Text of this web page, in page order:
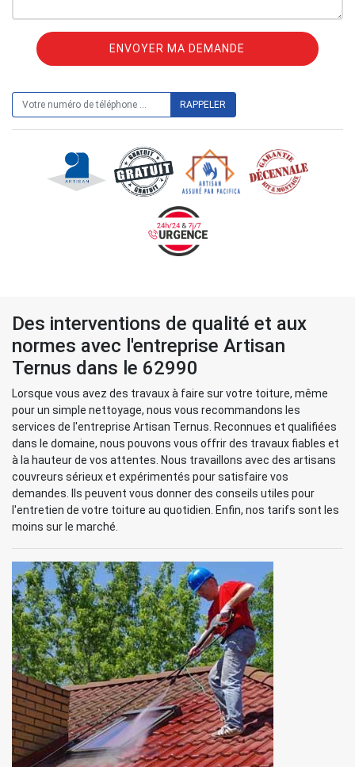
Des interventions de qualité et aux
normes avec l'entreprise Artisan
Ternus dans le 62990
Lorsque vous avez des travaux à faire sur votre toiture, même
pour un simple nettoyage, nous vous recommandons les
services de l'entreprise Artisan Ternus. Reconnues et qualifiées
dans le domaine, nous pouvons vous offrir des travaux fiables et
à la hauteur de vos attentes. Nous travaillons avec des artisans
couvreurs sérieux et expérimentés pour satisfaire vos
demandes. Ils peuvent vous donner des conseils utiles pour
l'entretien de votre toiture au quotidien. Enfin, nos tarifs sont les
moins sur le marché.